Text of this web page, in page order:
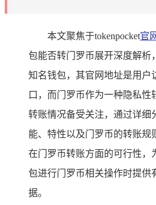
本文聚焦于tokenpocket官
包能否转门罗币展开深度解析
知名钱包，其官网地址是用户
口，而门罗币作为一种隐私性
转账情况备受关注，通过详细
能、特性以及门罗币的转账规
在门罗币转账方面的可行性，
包进行门罗币相关操作时提供
据。